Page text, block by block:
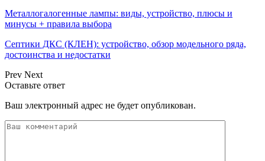
Металлогалогенные лампы: виды, устройство, плюсы и
минусы + правила выбора
Септики ДКС (КЛЕН): устройство, обзор модельного ряда,
достоинства и недостатки
Prev Next
Оставьте ответ
Ваш электронный адрес не будет опубликован.